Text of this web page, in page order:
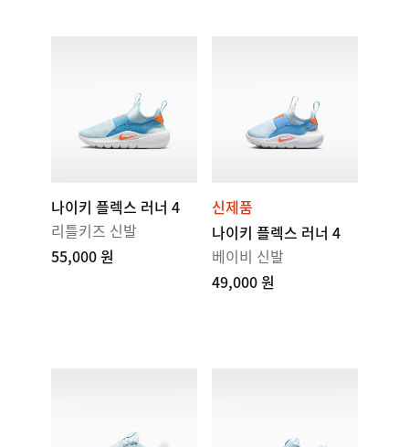
나이키 플렉스 러너 4
리틀키즈 신발
55,000 원
신제품
나이키 플렉스 러너 4
베이비 신발
49,000 원